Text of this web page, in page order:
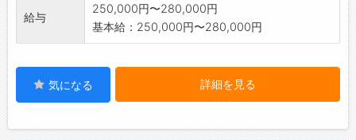
給与
250,000円〜280,000円
基本給：250,000円〜280,000円
気になる 詳細を見る